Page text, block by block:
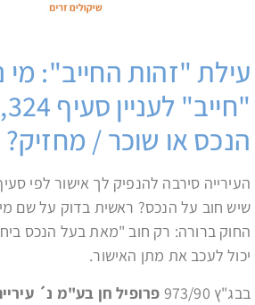
עילת "זהות החייב":
הנכס או שוכר / מחזיק?
שיש חוב על הנכס? ראשית בדוק על שם
החוק ברורה: רק חוב "מאת בעל הנכס
יכול לעכב את מתן האישור.
בבג"ץ 973/90
פרופיל חן בע"מ נ´